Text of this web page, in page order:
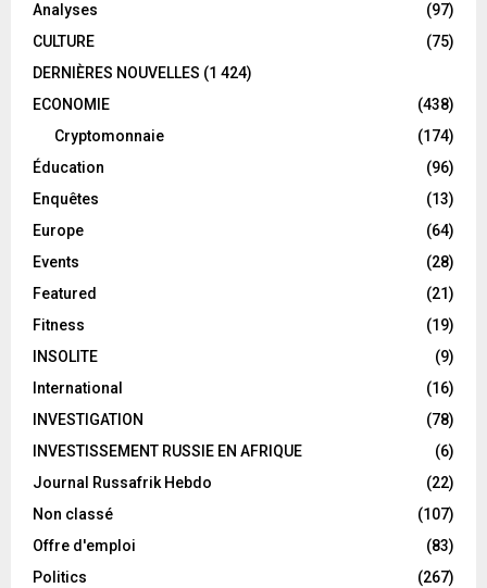
Analyses
(97)
CULTURE
(75)
DERNIÈRES NOUVELLES (1 424)
ECONOMIE
(438)
Cryptomonnaie
(174)
Éducation
(96)
Enquêtes
(13)
Europe
(64)
Events
(28)
Featured
(21)
Fitness
(19)
INSOLITE
(9)
International
(16)
INVESTIGATION
(78)
INVESTISSEMENT RUSSIE EN AFRIQUE
(6)
Journal Russafrik Hebdo
(22)
Non classé
(107)
Offre d'emploi
(83)
Politics
(267)